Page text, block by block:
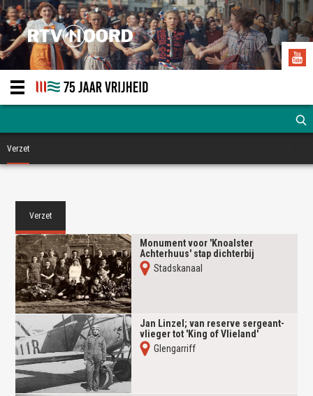
Verzet
Verzet
Monument voor 'Knoalster
Achterhuus' stap dichterbij
Stadskanaal
Jan Linzel; van reserve sergeant-
vlieger tot 'King of Vlieland'
Glengarriff